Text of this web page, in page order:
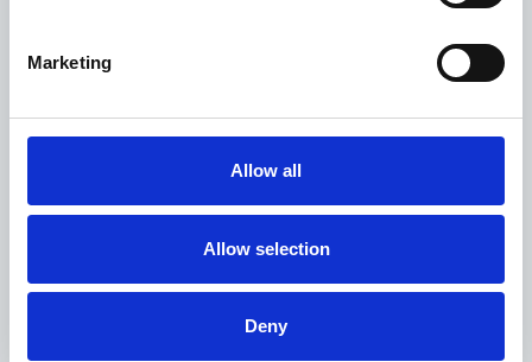
Marketing
Allow all
Allow selection
Deny
Detaily